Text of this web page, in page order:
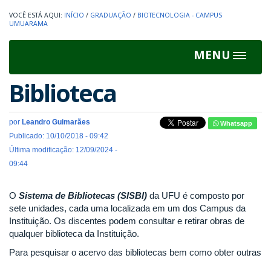
INÍCIO / GRADUAÇÃO / BIOTECNOLOGIA - CAMPUS
UMUARAMA
MENU
Toggle
Biblioteca
por Leandro Guimarães
Publicado: 10/10/2018 - 09:42
Última modificação: 12/09/2024 -
09:44
Whatsapp
O Sistema de Bibliotecas (SISBI) da UFU é composto por
sete unidades, cada uma localizada em um dos Campus da
Instituição. Os discentes podem consultar e retirar obras de
qualquer biblioteca da Instituição.
Para pesquisar o acervo das bibliotecas bem como obter outras